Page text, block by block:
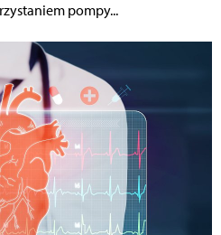
pompy...